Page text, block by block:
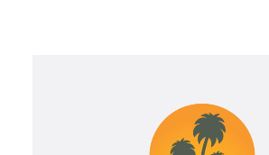
QUIENES
QUÉ